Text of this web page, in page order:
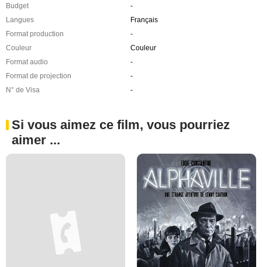
Budget
-
Langues
Français
Format production
-
Couleur
Couleur
Format audio
-
Format de projection
-
N° de Visa
-
Si vous aimez ce film, vous pourriez
aimer ...